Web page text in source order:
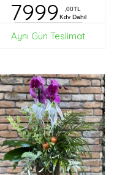
7999
,00TL
Kdv Dahil
Aynı Gün Teslimat